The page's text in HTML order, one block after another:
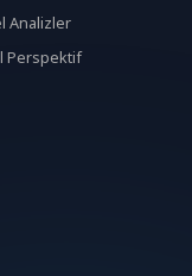
Analizler
Perspektif